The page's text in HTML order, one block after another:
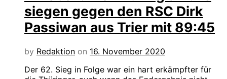
siegen gegen den RSC Dirk
Passiwan aus Trier mit 89:45
by Redaktion on 16. November 2020
Der 62. Sieg in Folge war ein hart erkämpfter für